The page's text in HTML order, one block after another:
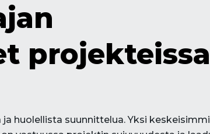
projekteissa
huolellista suunnittelua. Yksi